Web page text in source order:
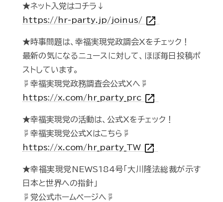
★ネット入党はコチラ↓
https://hr-party.jp/joinus/ open_in_new
★時事問題は、幸福実現党政調会Xをチェック！
最新の気になるニュースに対して、ほぼ毎日投稿ポ
ストしています。
☟幸福実現党政務調査会公式Xへ☟
https://x.com/hr_party_prc open_in_new
★幸福実現党の活動は、公式Xをチェック！
☟幸福実現党公式Xはこちら☟
https://x.com/hr_party_TW open_in_new
★幸福実現党NEWS184号「大川隆法総裁が示す
日本と世界への指針」
☟党公式ホームページへ☟